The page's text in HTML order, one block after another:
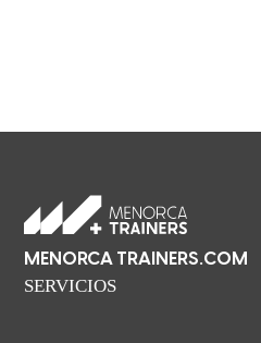
MENORCA TRAINERS.COM
SERVICIOS